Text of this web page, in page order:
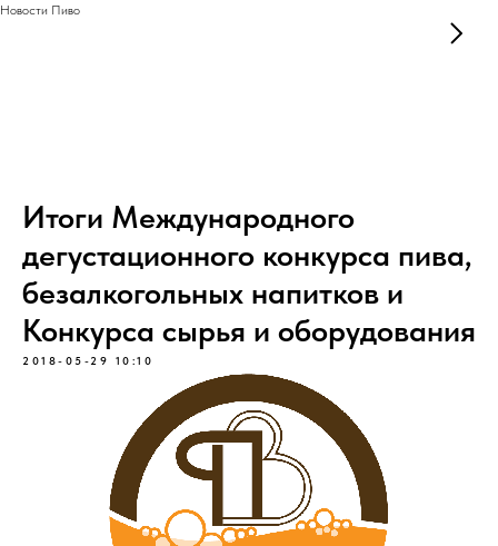
Новости Пиво
Итоги Международного
дегустационного конкурса пива,
безалкогольных напитков и
Конкурса сырья и оборудования
2018-05-29 10:10